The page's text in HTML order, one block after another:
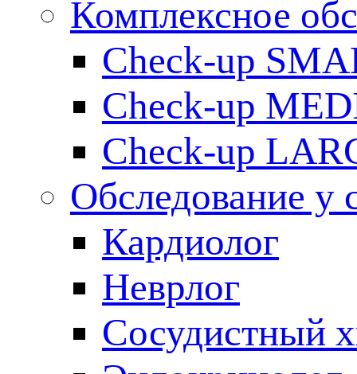
Комплексное
Check-up
Check-up
Check-up
Обследование у
Кардиолог
Неврлог
Сосудистный